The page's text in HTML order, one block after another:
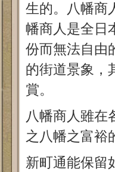
生的。八幡商
幡商人是全日
份而無法自由
的街道景象，
賞。
八幡商人雖在
之八幡之富裕
新町通能保留